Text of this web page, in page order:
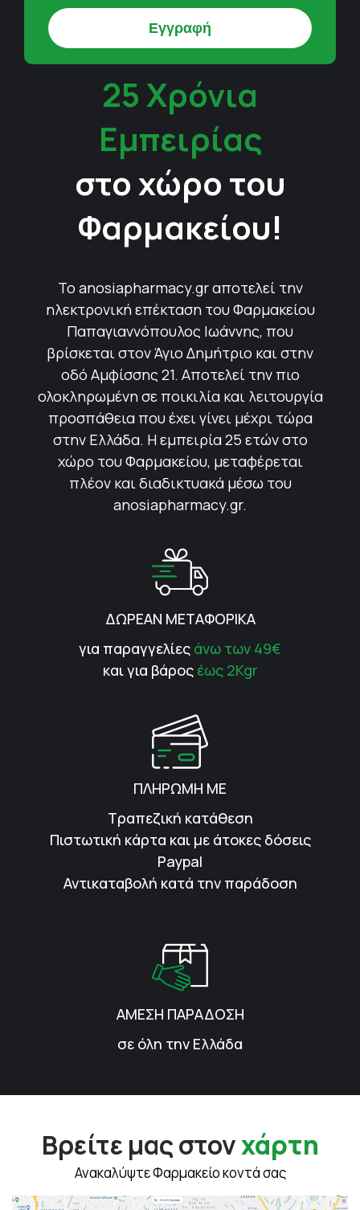
25 Χρόνια
Εμπειρίας
στο χώρο του
Φαρμακείου!
Το anosiapharmacy.gr αποτελεί την
ηλεκτρονική επέκταση του Φαρμακείου
Παπαγιαννόπουλος Ιωάννης, που
βρίσκεται στον Άγιο Δημήτριο και στην
οδό Αμφίσσης 21. Αποτελεί την πιο
ολοκληρωμένη σε ποικιλία και λειτουργία
προσπάθεια που έχει γίνει μέχρι τώρα
στην Ελλάδα. Η εμπειρία 25 ετών στο
χώρο του Φαρμακείου, μεταφέρεται
πλέον και διαδικτυακά μέσω του
anosiapharmacy.gr.
ΔΩΡΕΑΝ ΜΕΤΑΦΟΡΙΚΑ
για παραγγελίες άνω των 49€
και για βάρος έως 2Kgr
ΠΛΗΡΩΜΗ ΜΕ
Τραπεζική κατάθεση
Πιστωτική κάρτα και με άτοκες δόσεις
Paypal
Αντικαταβολή κατά την παράδοση
ΑΜΕΣΗ ΠΑΡΑΔΟΣΗ
σε όλη την Ελλάδα
Βρείτε μας στονχάρτη
Ανακαλύψτε Φαρμακείο κοντά σας